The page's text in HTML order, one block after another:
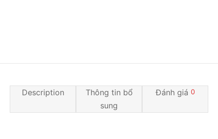
Description
Thông tin bổ
sung
Đánh giá 0